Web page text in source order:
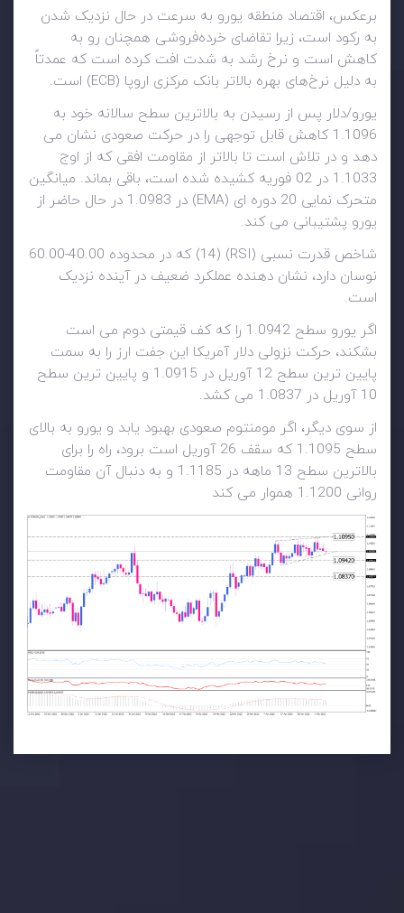
برعکس، اقتصاد منطقه یورو به سرعت در حال نزدیک شدن
به رکود است، زیرا تقاضای خرده‌فروشی همچنان رو به
کاهش است و نرخ رشد به شدت افت کرده است که عمدتاً
به دلیل نرخ‌های بهره بالاتر بانک مرکزی اروپا (ECB) است.
یورو/دلار پس از رسیدن به بالاترین سطح سالانه خود به
1.1096 کاهش قابل توجهی را در حرکت صعودی نشان می
دهد و در تلاش است تا بالاتر از مقاومت افقی که از اوج
1.1033 در 02 فوریه کشیده شده است، باقی بماند. میانگین
متحرک نمایی 20 دوره ای (EMA) در 1.0983 در حال حاضر از
یورو پشتیبانی می کند.
شاخص قدرت نسبی (RSI) (14) که در محدوده 40.00-60.00
نوسان دارد، نشان دهنده عملکرد ضعیف در آینده نزدیک
است.
اگر یورو سطح 1.0942 را که کف قیمتی دوم می است
بشکند، حرکت نزولی دلار آمریکا این جفت ارز را به سمت
پایین ترین سطح 12 آوریل در 1.0915 و پایین ترین سطح
10 آوریل در 1.0837 می کشد.
از سوی دیگر، اگر مومنتوم صعودی بهبود یابد و یورو به بالای
سطح 1.1095 که سقف 26 آوریل است برود، راه را برای
بالاترین سطح 13 ماهه در 1.1185 و به دنبال آن مقاومت
روانی 1.1200 هموار می کند